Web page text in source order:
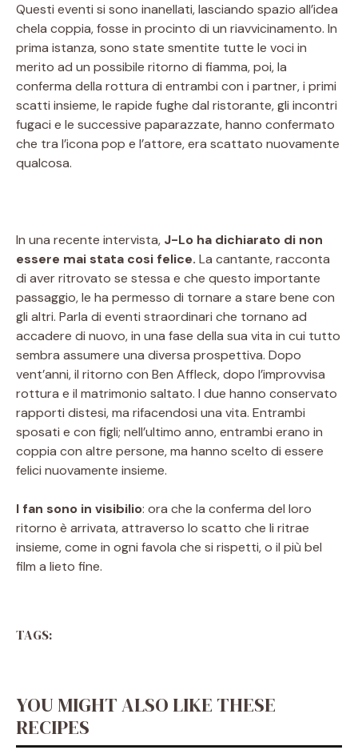
Questi eventi si sono inanellati, lasciando spazio all’idea
chela coppia, fosse in procinto di un riavvicinamento. In
prima istanza, sono state smentite tutte le voci in
merito ad un possibile ritorno di fiamma, poi, la
conferma della rottura di entrambi con i partner, i primi
scatti insieme, le rapide fughe dal ristorante, gli incontri
fugaci e le successive paparazzate, hanno confermato
che tra l’icona pop e l’attore, era scattato nuovamente
qualcosa.
In una recente intervista, J-Lo ha dichiarato di non
essere mai stata cosi felice. La cantante, racconta
di aver ritrovato se stessa e che questo importante
passaggio, le ha permesso di tornare a stare bene con
gli altri. Parla di eventi straordinari che tornano ad
accadere di nuovo, in una fase della sua vita in cui tutto
sembra assumere una diversa prospettiva. Dopo
vent’anni, il ritorno con Ben Affleck, dopo l’improvvisa
rottura e il matrimonio saltato. I due hanno conservato
rapporti distesi, ma rifacendosi una vita. Entrambi
sposati e con figli; nell’ultimo anno, entrambi erano in
coppia con altre persone, ma hanno scelto di essere
felici nuovamente insieme.
I fan sono in visibilio: ora che la conferma del loro
ritorno è arrivata, attraverso lo scatto che li ritrae
insieme, come in ogni favola che si rispetti, o il più bel
film a lieto fine.
TAGS:
YOU MIGHT ALSO LIKE THESE
RECIPES